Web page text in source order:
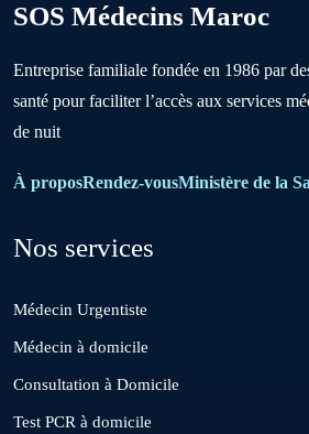
Boujniba
Boulanouare
Bouznika
Deroua
El Borouj
El Gara
SOS Médecins Maroc
Entreprise familiale fondée en 1986 par
santé pour faciliter l’accès aux services
de nuit
À proposRendez-vousMinistère de la
Nos services
Médecin Urgentiste
Médecin à domicile
Consultation à Domicile
Test PCR à domicile